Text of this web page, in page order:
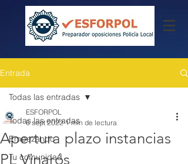
Entrada
Todas las entradas
Empezando
Tu comunidad
Todas las entradas
Apertura plazo instancias
PL Vinarós
ESFORPOL
6 sept 2022 1 min de lectura